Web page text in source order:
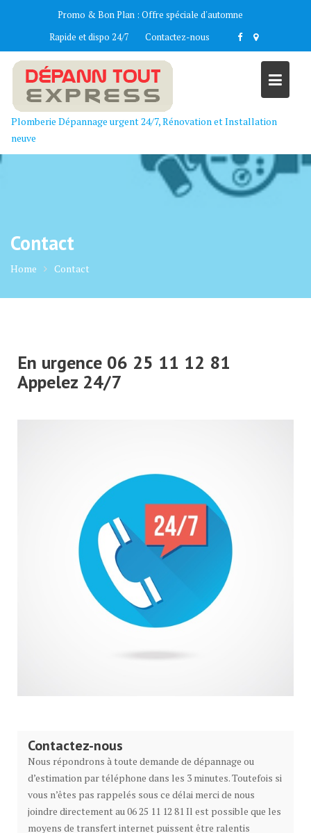
Promo & Bon Plan : Offre spéciale d'automne
Rapide et dispo 24/7
Contactez-nous
Plomberie Dépannage urgent 24/7, Rénovation et Installation
neuve
Contact
Home Contact
En urgence 06 25 11 12 81
Appelez 24/7
Contactez-nous
Nous répondrons à toute demande de dépannage ou
d’estimation par téléphone dans les 3 minutes. Toutefois si
vous n’êtes pas rappelés sous ce délai merci de nous
joindre directement au 06 25 11 12 81 Il est possible que les
moyens de transfert internet puissent être ralentis